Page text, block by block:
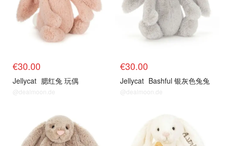
€30.00
Jellycat 腮红兔 玩偶
@dealmoon.de
€30.00
Jellycat Bashful 银灰色兔兔
@dealmoon.de